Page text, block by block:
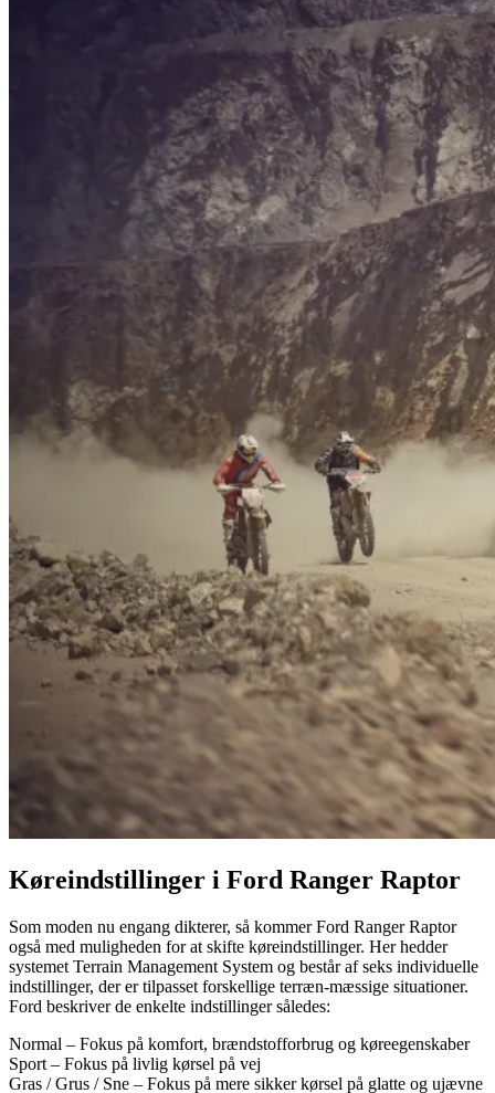
Køreindstillinger i Ford Ranger Raptor
Som moden nu engang dikterer, så kommer Ford Ranger Raptor
også med muligheden for at skifte køreindstillinger. Her hedder
systemet Terrain Management System og består af seks individuelle
indstillinger, der er tilpasset forskellige terræn-mæssige situationer.
Ford beskriver de enkelte indstillinger således:
Normal – Fokus på komfort, brændstofforbrug og køreegenskaber
Sport – Fokus på livlig kørsel på vej
Gras / Grus / Sne – Fokus på mere sikker kørsel på glatte og ujævne